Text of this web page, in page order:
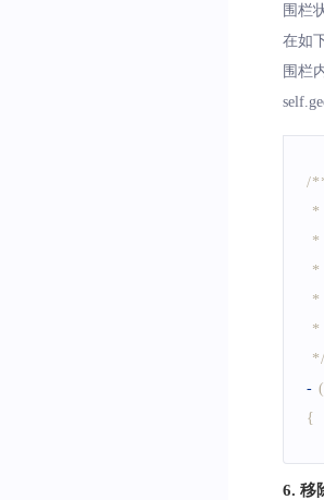
围栏
在如
围栏
/
*
*
*
*
*
*/
- (
{
6. 移